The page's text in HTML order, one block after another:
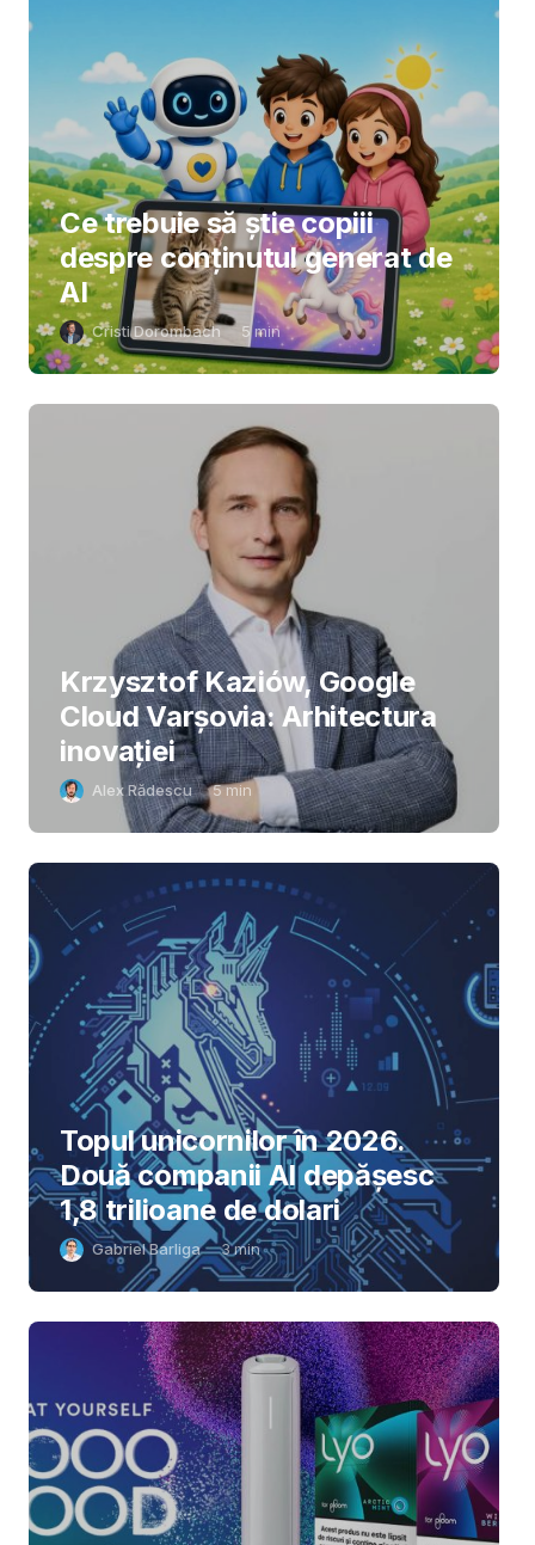
Ce trebuie să știe copiii
despre conținutul generat de
AI
Cristi Dorombach 5 min
Krzysztof Kaziów, Google
Cloud Varșovia: Arhitectura
inovaţiei
Alex Rădescu 5min
Topul unicornilor în 2026.
Două companii AI depășesc
1,8 trilioane de dolari
Gabriel Barliga 3min